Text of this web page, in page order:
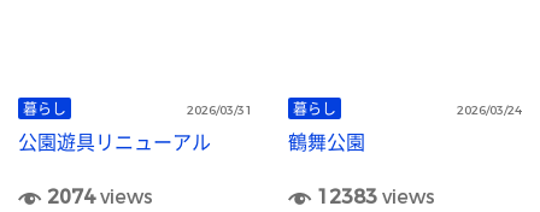
暮らし 2026/03/31
公園遊具リニューアル
2074views
暮らし 2026/03/24
鶴舞公園
12383views